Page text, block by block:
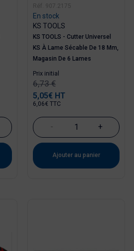
Réf. 907.2175
En stock
KS TOOLS
KS TOOLS - Cutter Universel
KS À Lame Sécable De 18 Mm,
Magasin De 6 Lames
Prix
5,05€ HT
6,06€ TTC
Prix ​​initial
6,73 €
- +
Ajouter au panier